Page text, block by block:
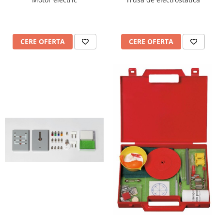
Accesorii
Suporti
Ochelari VR-3D
Kit Robotic Educational
Software Educational
CERE OFERTA CERE OFERTA